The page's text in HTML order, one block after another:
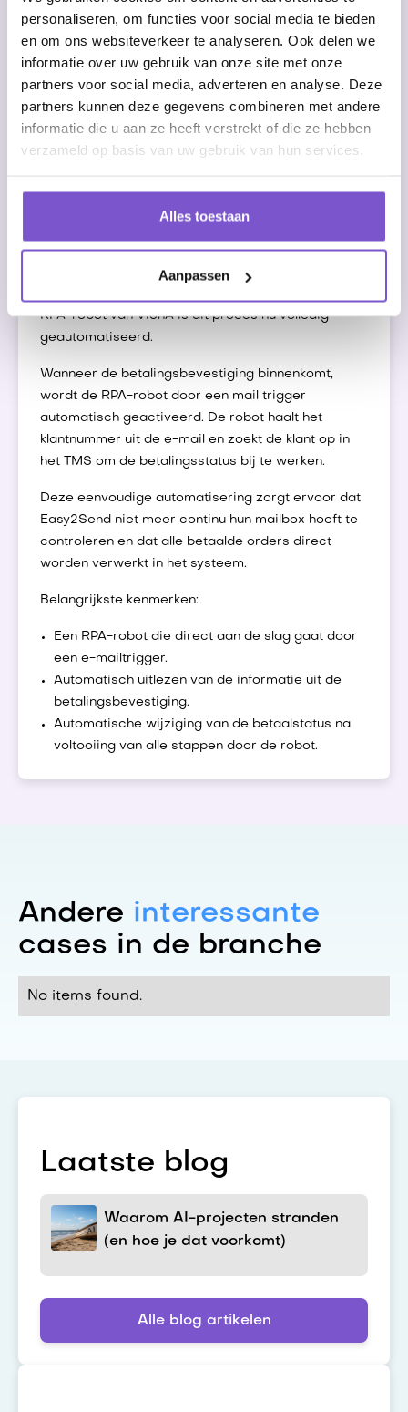
personaliseren, om functies voor social media te bieden
en om ons websiteverkeer te analyseren. Ook delen we
informatie over uw gebruik van onze site met onze
partners voor social media, adverteren en analyse. Deze
partners kunnen deze gegevens combineren met andere
informatie die u aan ze heeft verstrekt of die ze hebben
verzameld op basis van uw gebruik van hun services.
Alles toestaan
Aanpassen
Automatische wijziging van de orderstatus na
voltooiing van alle stappen door de robot
Betalingsstatus omzetten
om te controleren welke klanten hadden betaald
om vervolgens de status handmatig naar 'factuur
RPA-robot van VionA is dit proces nu volledig
geautomatiseerd.
Wanneer de betalingsbevestiging binnenkomt,
wordt de RPA-robot door een mail trigger
automatisch geactiveerd. De robot haalt het
klantnummer uit de e-mail en zoekt de klant op in
het TMS om de betalingsstatus bij te werken.
Deze eenvoudige automatisering zorgt ervoor dat
Easy2Send niet meer continu hun mailbox hoeft te
controleren en dat alle betaalde orders direct
worden verwerkt in het systeem.
Belangrijkste kenmerken:
Een RPA-robot die direct aan de slag gaat door
een e-mailtrigger.
Automatisch uitlezen van de informatie uit de
betalingsbevestiging.
Automatische wijziging van de betaalstatus na
voltooiing van alle stappen door de robot.
Andere interessante
cases in de branche
No items found.
Laatste blog
Waarom AI-projecten stranden
(en hoe je dat voorkomt)
Alle blog artikelen